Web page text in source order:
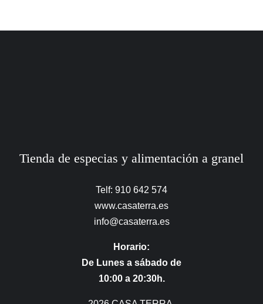
Tienda de especias y alimentación a granel
Telf: 910 642 574
www.casaterra.es
info@casaterra.es
Horario:
De Lunes a sábado de
10:00 a 20:30h.